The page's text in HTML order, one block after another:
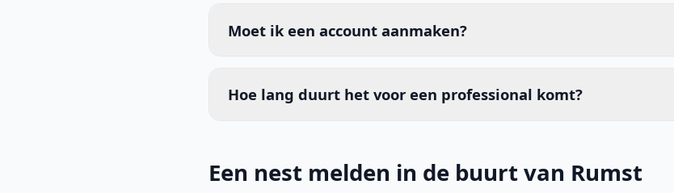
Moet ik een account aanmaken?
Hoe lang duurt het voor een professional komt?
Een nest melden in de buurt van Rumst